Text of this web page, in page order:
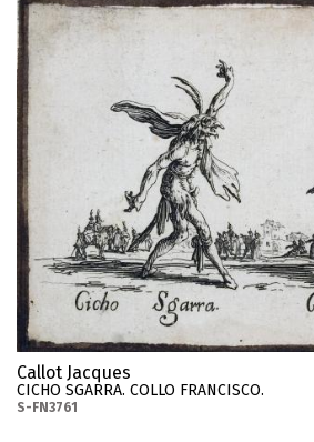
Callot Jacques
CICHO SGARRA. COLLO FRANCISCO.
S-FN3761